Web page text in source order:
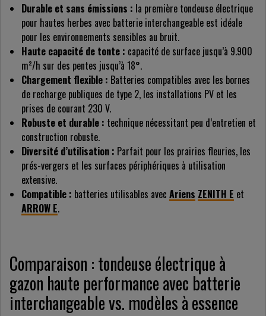
Durable et sans émissions : la première tondeuse électrique
pour hautes herbes avec batterie interchangeable est idéale
pour les environnements sensibles au bruit.
Haute capacité de tonte : capacité de surface jusqu’à 9.900
m²/h sur des pentes jusqu’à 18°.
Chargement flexible : Batteries compatibles avec les bornes
de recharge publiques de type 2, les installations PV et les
prises de courant 230 V.
Robuste et durable : technique nécessitant peu d’entretien et
construction robuste.
Diversité d’utilisation : Parfait pour les prairies fleuries, les
prés-vergers et les surfaces périphériques à utilisation
extensive.
Compatible : batteries utilisables avec Ariens ZENITH E et
ARROW E.
Comparaison : tondeuse électrique à
gazon haute performance avec batterie
interchangeable vs. modèles à essence